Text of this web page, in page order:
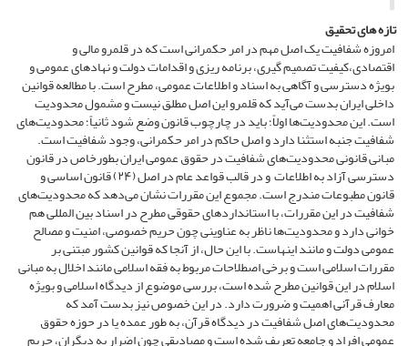
تازه های تحقیق
امروزه شفافیت یک اصل مهم در امر حکمرانی است که در قلمرو مالی و
اقتصادی،کیفیت تصمیم گیری، برنامه ریزی و اقدامات دولت و نهادهای عمومی و
بویژه دسترسی و آگاهی به اسناد و اطلاعات عمومی، مطرح است. با مطالعه قوانین
داخلی ایران بدست می‌آید که قلمرو این اصل مطلق نیست و مشمول محدودیت
است. این محدودیت‌ها اولاً؛ باید در چارچوب قانون وضع شود ثانیاً؛ محدودیت‌های
شفافیت جنبه استثنا دارد و اصل حاکم در امر حکمرانی، وجود شفافیت است.
مبانی قانونی محدودیت‌های شفافیت در حقوق عمومی ایران بطورخاص در قانون
دسترسی آزاد به اطلاعات و در قالب قواعد عام در اصل (۲۴) قانون اساسی و
قانون مطبوعات مندرج است. مجموع این مقررات نشان می‌دهد که محدودیت‌های
شفافیت در این مقررات، با استانداردهای حقوقی مطرح در اسناد بین المللی هم
خوانی دارد و محدودیت‌ها ناظر به عناوینی چون حریم خصوصی، امنیت و مصالح
عمومی دولت و مانند اینهاست. با این حال، از آنجا که قوانین کشور مبتنی بر
مقررات اسلامی است و برخی اصطلاحات مربوط به فقه اسلامی مانند اخلال به مبانی
اسلام در این قوانین مطرح شده است، بررسی موضوع از دیدگاه اسلامی و بویژه
معارف قرآنی اهمیت و ضرورت دارد. در این خصوص نیز بدست آمد که
محدودیت‌های اصل شفافیت در دیدگاه قرآن، به طور عمده یا در حوزه حقوق
عمومی افراد و جامعه تعریف شده است و مصادیقی چون اضرار به دیگران، حریم